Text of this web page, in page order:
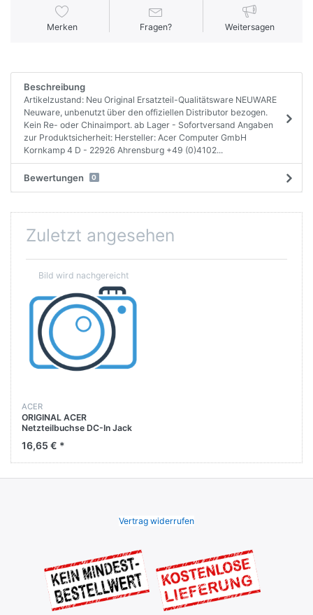
Merken Fragen? Weitersagen
Beschreibung
Artikelzustand: Neu Original Ersatzteil-Qualitätsware NEUWARE
Neuware, unbenutzt über den offiziellen Distributor bezogen.
Kein Re- oder Chinaimport. ab Lager - Sofortversand Angaben
zur Produktsicherheit: Hersteller: Acer Computer GmbH
Kornkamp 4 D - 22926 Ahrensburg +49 (0)4102...
Bewertungen 0
Zuletzt angesehen
ACER
ORIGINAL ACER
Netzteilbuchse DC-In Jack
51K / EX215-52
16,65 € *
Vertrag widerrufen